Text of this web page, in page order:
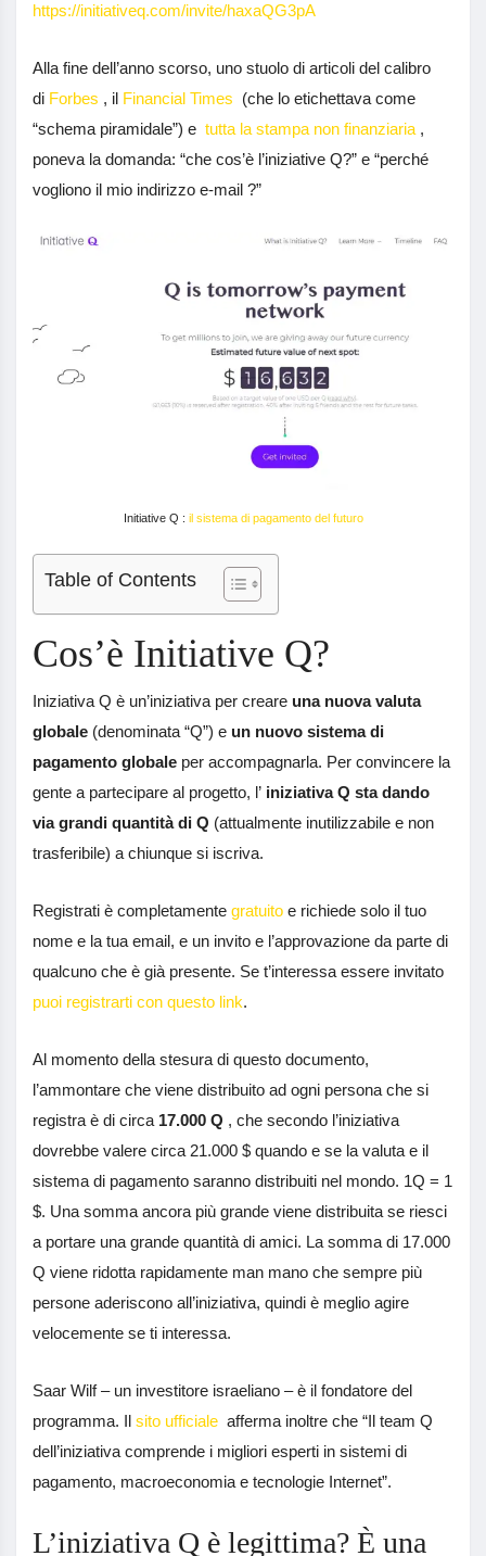
https://initiativeq.com/invite/haxaQG3pA
Alla fine dell’anno scorso, uno stuolo di articoli del calibro
di Forbes , il Financial Times (che lo etichettava come
“schema piramidale”) e tutta la stampa non finanziaria ,
poneva la domanda: “che cos’è l’iniziative Q?” e “perché
vogliono il mio indirizzo e-mail ?”
Initiative Q : il sistema di pagamento del futuro
Table of Contents
Cos’è Initiative Q?
Iniziativa Q è un’iniziativa per creare una nuova valuta
globale (denominata “Q”) e un nuovo sistema di
pagamento globale per accompagnarla. Per convincere la
gente a partecipare al progetto, l’ iniziativa Q sta dando
via grandi quantità di Q (attualmente inutilizzabile e non
trasferibile) a chiunque si iscriva.
Registrati è completamente gratuito e richiede solo il tuo
nome e la tua email, e un invito e l’approvazione da parte di
qualcuno che è già presente. Se t’interessa essere invitato
puoi registrarti con questo link.
Al momento della stesura di questo documento,
l’ammontare che viene distribuito ad ogni persona che si
registra è di circa 17.000 Q , che secondo l’iniziativa
dovrebbe valere circa 21.000 $ quando e se la valuta e il
sistema di pagamento saranno distribuiti nel mondo. 1Q = 1
$. Una somma ancora più grande viene distribuita se riesci
a portare una grande quantità di amici. La somma di 17.000
Q viene ridotta rapidamente man mano che sempre più
persone aderiscono all’iniziativa, quindi è meglio agire
velocemente se ti interessa.
Saar Wilf – un investitore israeliano – è il fondatore del
programma. Il sito ufficiale afferma inoltre che “Il team Q
dell’iniziativa comprende i migliori esperti in sistemi di
pagamento, macroeconomia e tecnologie Internet”.
L’iniziativa Q è legittima? È una